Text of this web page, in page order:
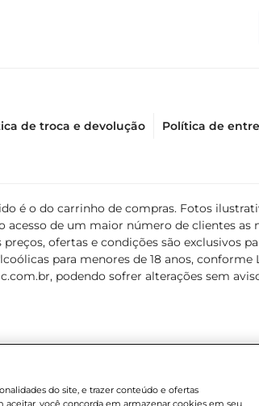
de troca e devolução Política de
é o do carrinho de compras. Fotos
acesso de um maior número de clientes
ofertas e condições são exclusivos
para menores de 18 anos, conforme
, podendo sofrer alterações sem
do site, e trazer conteúdo e ofertas
aceitar, você concorda em armazenar cookies em seu